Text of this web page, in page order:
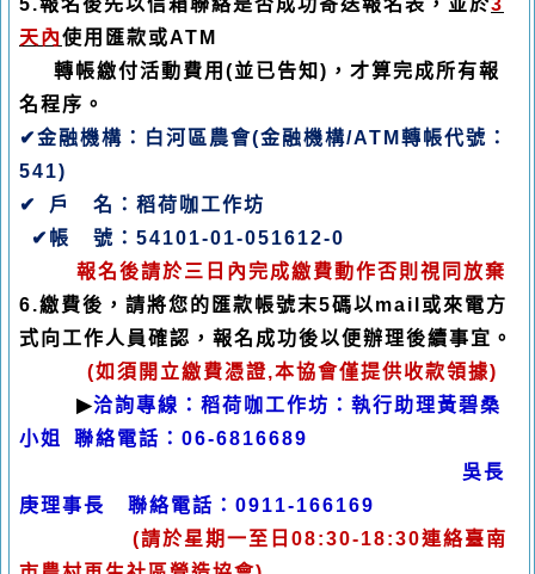
5.報名後先以信箱聯絡是否成功寄送報名表，並於3
天內使用匯款或ATM
轉帳繳付活動費用 (並已告知 ) ，才算完成所有報
名程序。
✔金融機構：白河區農會(金融機構/ATM 轉帳代號：
541)
✔
戶
名：稻荷咖工作坊
✔ 帳 號： 54101-01-051612-0
報名後請於三日內完成繳費動作否則視同放棄
6.繳費後，請將您的匯款帳號末5碼以mail 或來電方
式向工作人員確認，報名成功後以便辦理後續事宜。
(如須開立繳費憑證,本協會僅提供收款領據)
▶洽詢專線：稻荷咖工作坊：執行助理黃碧桑
小姐
聯絡電話： 06-6816689
吳長
庚理事長
聯絡電話：0911-166169
(請於星期一至日08:30-18:30連絡臺南